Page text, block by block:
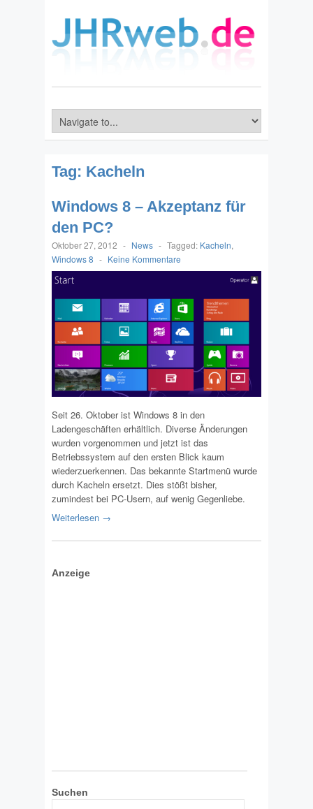
Tag: Kacheln
Windows 8 – Akzeptanz für
den PC?
Oktober 27, 2012 - News - Tagged: Kacheln,
Windows 8 - Keine Kommentare
Seit 26. Oktober ist Windows 8 in den
Ladengeschäften erhältlich. Diverse Änderungen
wurden vorgenommen und jetzt ist das
Betriebssystem auf den ersten Blick kaum
wiederzuerkennen. Das bekannte Startmenü wurde
durch Kacheln ersetzt. Dies stößt bisher,
zumindest bei PC-Usern, auf wenig Gegenliebe.
Weiterlesen →
Anzeige
Suchen